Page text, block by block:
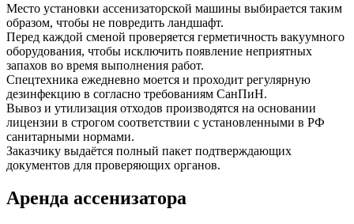
Место установки ассенизаторской машины выбирается таким
образом, чтобы не повредить ландшафт.
Перед каждой сменой проверяется герметичность вакуумного
оборудования, чтобы исключить появление неприятных
запахов во время выполнения работ.
Спецтехника ежедневно моется и проходит регулярную
дезинфекцию в согласно требованиям СанПиН.
Вывоз и утилизация отходов производятся на основании
лицензии в строгом соответствии с установленными в РФ
санитарными нормами.
Заказчику выдаётся полный пакет подтверждающих
документов для проверяющих органов.
Аренда ассенизатора